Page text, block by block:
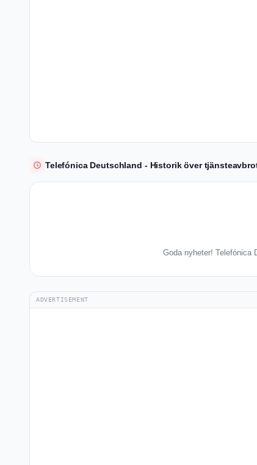
Telefónica Deutschland - Historik över
Goda nyheter! Telefónica
ADVERTISEMENT